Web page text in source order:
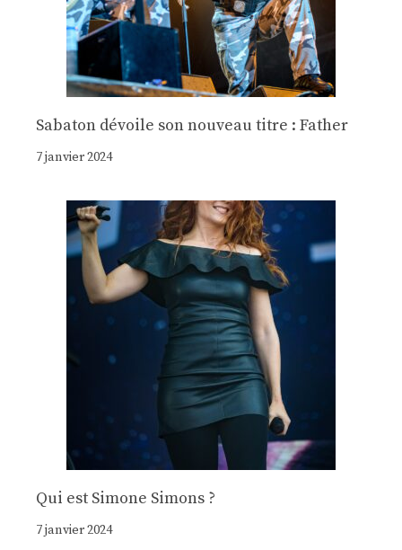
Sabaton dévoile son nouveau titre : Father
7 janvier 2024
Qui est Simone Simons ?
7 janvier 2024